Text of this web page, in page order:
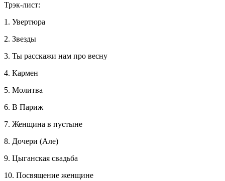
Трэк-лист:
1. Увертюра
2. Звезды
3. Ты расскажи нам про весну
4. Кармен
5. Молитва
6. В Париж
7. Женщина в пустыне
8. Дочери (Але)
9. Цыганская свадьба
10. Посвящение женщине